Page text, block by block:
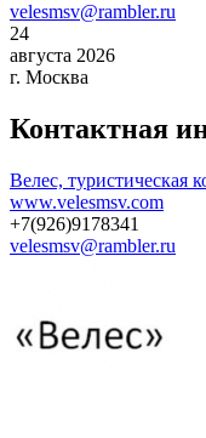
velesmsv@rambler.ru
24
августа 2026
г. Москва
Контактная
Велес, туристическая
www.velesmsv.com
+7(926)9178341
velesmsv@rambler.ru